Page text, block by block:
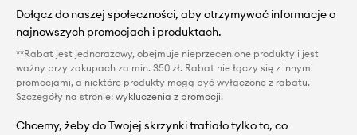
Dołącz do naszej społeczności, aby otrzymywać informacje o
najnowszych promocjach i produktach.
**Rabat jest jednorazowy, obejmuje nieprzecenione produkty i jest
ważny przy zakupach za min. 350 zł. Rabat nie łączy się z innymi
promocjami, a niektóre produkty mogą być wyłączone z rabatu.
Szczegóły na stronie: wykluczenia z promocji.
Chcemy, żeby do Twojej skrzynki trafiało tylko to, co